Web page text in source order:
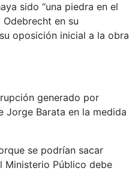
sido “una piedra en el
en su
oposición inicial a la obra
generado por
Jorge Barata en la medida
se podrían sacar
Ministerio Público debe